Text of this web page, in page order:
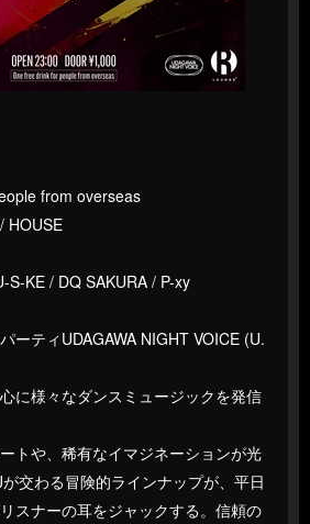
from overseas
HOUSE
S-KE / DQ SAKURA / P-xy
ーティUDAGAWA NIGHT VOICE (U.
に様々なダンスミュージックを発信
トや、稀有なイマジネーションが光
交わる冒険的ラインナップが、平日
スナーの耳をジャックする。信頼の